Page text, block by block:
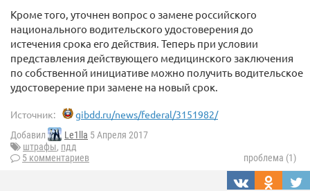
Кроме того, уточнен вопрос о замене российского
национального водительского удостоверения до
истечения срока его действия. Теперь при условии
представления действующего медицинского заключения
по собственной инициативе можно получить водительское
удостоверение при замене на новый срок.
Источник: gibdd.ru/news/federal/3151982/
Добавил Le1lla 5 Апреля 2017
штрафы, пдд
5 комментариев
проблема (1)